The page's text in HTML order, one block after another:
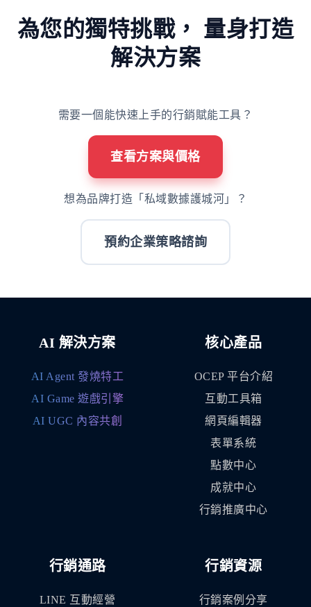
為您的獨特挑戰， 量身打造
解決方案
需要一個能快速上手的行銷賦能工具？
查看方案與價格
想為品牌打造「私域數據護城河」？
預約企業策略諮詢
AI 解決方案
AI Agent 發燒特工
AI Game 遊戲引擎
AI UGC 內容共創
核心產品
OCEP 平台介紹
互動工具箱
網頁編輯器
表單系統
點數中心
成就中心
行銷推廣中心
行銷通路
LINE 互動經營
行銷資源
行銷案例分享